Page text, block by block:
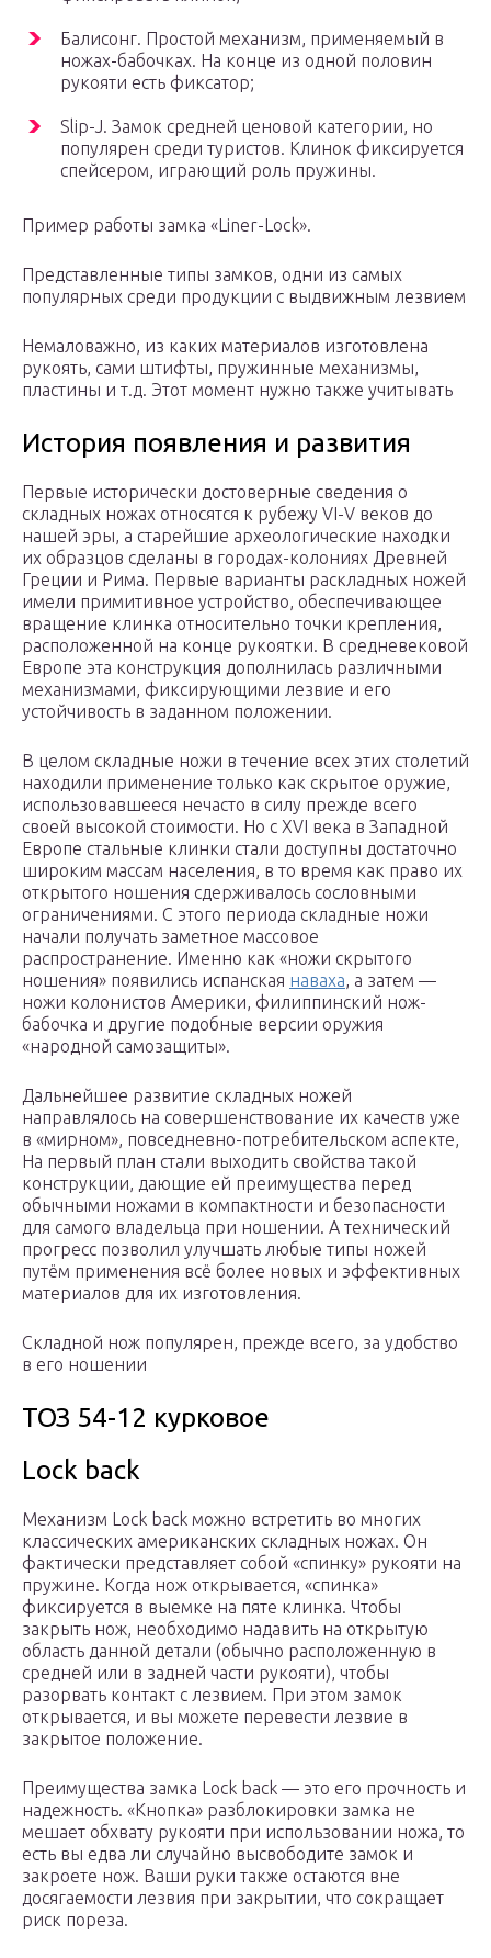
Балисонг. Простой механизм, применяемый в
ножах-бабочках. На конце из одной половин
рукояти есть фиксатор;
Slip-J. Замок средней ценовой категории, но
популярен среди туристов. Клинок фиксируется
спейсером, играющий роль пружины.
Пример работы замка «Liner-Lock».
Представленные типы замков, одни из самых
популярных среди продукции с выдвижным лезвием
Немаловажно, из каких материалов изготовлена
рукоять, сами штифты, пружинные механизмы,
пластины и т.д. Этот момент нужно также учитывать
История появления и развития
Первые исторически достоверные сведения о
складных ножах относятся к рубежу VI-V веков до
нашей эры, а старейшие археологические находки
их образцов сделаны в городах-колониях Древней
Греции и Рима. Первые варианты раскладных ножей
имели примитивное устройство, обеспечивающее
вращение клинка относительно точки крепления,
расположенной на конце рукоятки. В средневековой
Европе эта конструкция дополнилась различными
механизмами, фиксирующими лезвие и его
устойчивость в заданном положении.
В целом складные ножи в течение всех этих столетий
находили применение только как скрытое оружие,
использовавшееся нечасто в силу прежде всего
своей высокой стоимости. Но с XVI века в Западной
Европе стальные клинки стали доступны достаточно
широким массам населения, в то время как право их
открытого ношения сдерживалось сословными
ограничениями. С этого периода складные ножи
начали получать заметное массовое
распространение. Именно как «ножи скрытого
ношения» появились испанская наваха, а затем —
ножи колонистов Америки, филиппинский нож-
бабочка и другие подобные версии оружия
«народной самозащиты».
Дальнейшее развитие складных ножей
направлялось на совершенствование их качеств уже
в «мирном», повседневно-потребительском аспекте,
На первый план стали выходить свойства такой
конструкции, дающие ей преимущества перед
обычными ножами в компактности и безопасности
для самого владельца при ношении. А технический
прогресс позволил улучшать любые типы ножей
путём применения всё более новых и эффективных
материалов для их изготовления.
Складной нож популярен, прежде всего, за удобство
в его ношении
ТОЗ 54-12 курковое
Lock back
Механизм Lock back можно встретить во многих
классических американских складных ножах. Он
фактически представляет собой «спинку» рукояти на
пружине. Когда нож открывается, «спинка»
фиксируется в выемке на пяте клинка. Чтобы
закрыть нож, необходимо надавить на открытую
область данной детали (обычно расположенную в
средней или в задней части рукояти), чтобы
разорвать контакт с лезвием. При этом замок
открывается, и вы можете перевести лезвие в
закрытое положение.
Преимущества замка Lock back — это его прочность и
надежность. «Кнопка» разблокировки замка не
мешает обхвату рукояти при использовании ножа, то
есть вы едва ли случайно высвободите замок и
закроете нож. Ваши руки также остаются вне
досягаемости лезвия при закрытии, что сокращает
риск пореза.